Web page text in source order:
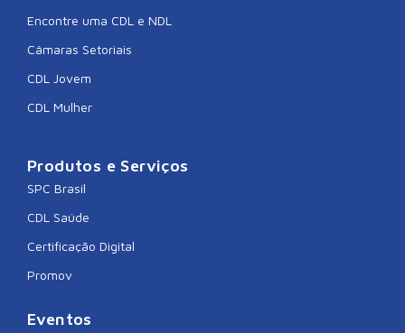
Encontre uma CDL e NDL
Câmaras Setoriais
CDL Jovem
CDL Mulher
Produtos e Serviços
SPC Brasil
CDL Saúde
Certificação Digital
Promov
Eventos